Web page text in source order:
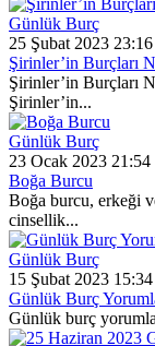
Günlük Burç
25 Şubat 2023 23:16
Şirinler’in Burçları
Şirinler’in Burçları
Şirinler’in...
Günlük Burç
23 Ocak 2023 21:54
Boğa Burcu
Boğa burcu, erkeği
cinsellik...
Günlük Burç
15 Şubat 2023 15:34
Günlük Burç
Günlük burç